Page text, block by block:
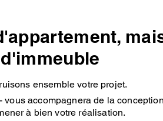
d'immeuble
ensemble votre projet.
vous accompagnera de la
à bien votre réalisation.